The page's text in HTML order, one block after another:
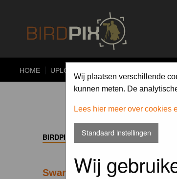
HOME UPLOAD
Wij plaatsen verschillende
kunnen meten. De
Lees hier meer over cookies
Standaard instellingen
Wij
BIRDPIX.NL FORUM INDEX->
Swarovski verrekijker